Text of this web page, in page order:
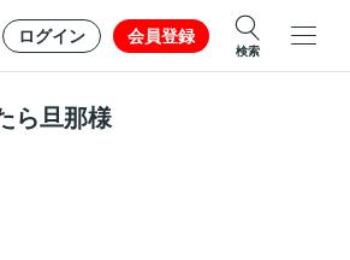
ログイン 会員登録
検索
ら旦那様